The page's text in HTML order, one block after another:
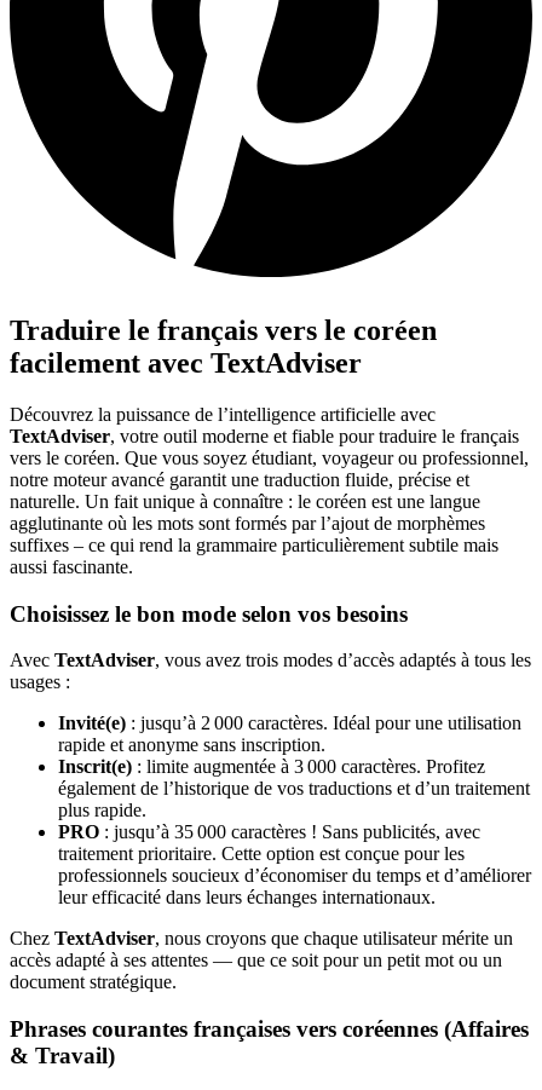
Traduire le français vers le coréen
facilement avec TextAdviser
Découvrez la puissance de l’intelligence artificielle avec
TextAdviser, votre outil moderne et fiable pour traduire le français
vers le coréen. Que vous soyez étudiant, voyageur ou professionnel,
notre moteur avancé garantit une traduction fluide, précise et
naturelle. Un fait unique à connaître : le coréen est une langue
agglutinante où les mots sont formés par l’ajout de morphèmes
suffixes – ce qui rend la grammaire particulièrement subtile mais
aussi fascinante.
Choisissez le bon mode selon vos besoins
Avec TextAdviser, vous avez trois modes d’accès adaptés à tous les
usages :
Invité(e) : jusqu’à 2 000 caractères. Idéal pour une utilisation
rapide et anonyme sans inscription.
Inscrit(e) : limite augmentée à 3 000 caractères. Profitez
également de l’historique de vos traductions et d’un traitement
plus rapide.
PRO : jusqu’à 35 000 caractères ! Sans publicités, avec
traitement prioritaire. Cette option est conçue pour les
professionnels soucieux d’économiser du temps et d’améliorer
leur efficacité dans leurs échanges internationaux.
Chez TextAdviser, nous croyons que chaque utilisateur mérite un
accès adapté à ses attentes — que ce soit pour un petit mot ou un
document stratégique.
Phrases courantes françaises vers coréennes (Affaires
& Travail)